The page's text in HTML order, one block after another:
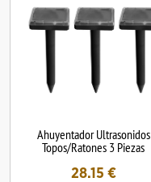
Ahuyentador Ultrasonidos
Topos/Ratones 3 Piezas
28.15 €